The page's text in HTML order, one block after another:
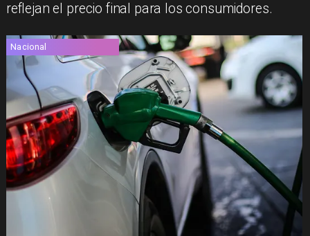
reflejan el precio final para los consumidores.
Nacional